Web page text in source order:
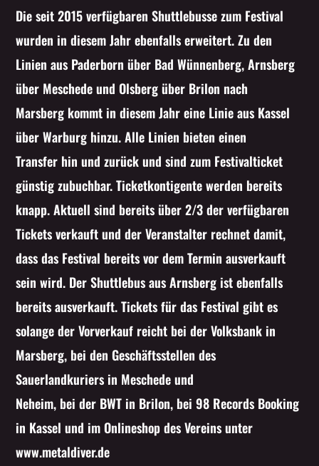
Die seit 2015 verfügbaren Shuttlebusse zum Festival
wurden in diesem Jahr ebenfalls erweitert. Zu den
Linien aus Paderborn über Bad Wünnenberg, Arnsberg
über Meschede und Olsberg über Brilon nach
Marsberg kommt in diesem Jahr eine Linie aus Kassel
über Warburg hinzu. Alle Linien bieten einen
Transfer hin und zurück und sind zum Festivalticket
günstig zubuchbar. Ticketkontigente werden bereits
knapp. Aktuell sind bereits über 2/3 der verfügbaren
Tickets verkauft und der Veranstalter rechnet damit,
dass das Festival bereits vor dem Termin ausverkauft
sein wird. Der Shuttlebus aus Arnsberg ist ebenfalls
bereits ausverkauft. Tickets für das Festival gibt es
solange der Vorverkauf reicht bei der Volksbank in
Marsberg, bei den Geschäftsstellen des
Sauerlandkuriers in Meschede und
Neheim, bei der BWT in Brilon, bei 98 Records Booking
in Kassel und im Onlineshop des Vereins unter
www.metaldiver.de